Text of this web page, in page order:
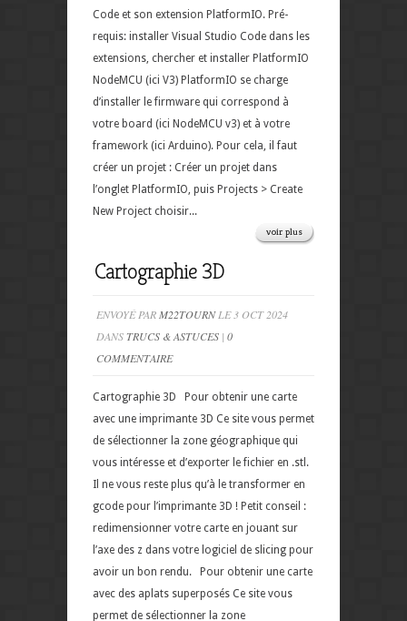
Code et son extension PlatformIO. Pré-
requis: installer Visual Studio Code dans les
extensions, chercher et installer PlatformIO
NodeMCU (ici V3) PlatformIO se charge
d’installer le firmware qui correspond à
votre board (ici NodeMCU v3) et à votre
framework (ici Arduino). Pour cela, il faut
créer un projet : Créer un projet dans
l’onglet PlatformIO, puis Projects > Create
New Project choisir...
voir plus
Cartographie 3D
ENVOYÉ PAR M22TOURNLE 3 OCT 2024
DANSTRUCS & ASTUCES | 0
COMMENTAIRE
Cartographie 3D Pour obtenir une carte
avec une imprimante 3D Ce site vous permet
de sélectionner la zone géographique qui
vous intéresse et d’exporter le fichier en .stl.
Il ne vous reste plus qu’à le transformer en
gcode pour l’imprimante 3D ! Petit conseil :
redimensionner votre carte en jouant sur
l’axe des z dans votre logiciel de slicing pour
avoir un bon rendu. Pour obtenir une carte
avec des aplats superposés Ce site vous
permet de sélectionner la zone